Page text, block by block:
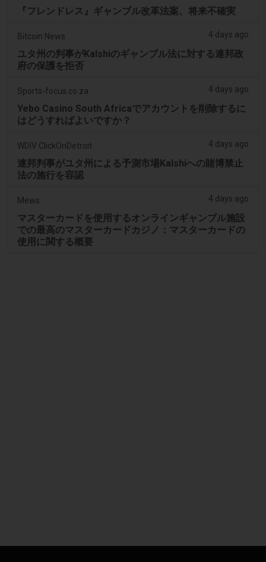
『フレンドレス』ギャンブル改革法案、将来不確実
Bitcoin News 4 days ago
ユタ州の判事がKalshiのギャンブル法に対する連邦政
府の保護を拒否
Sports-focus.co.za 4 days ago
Yebo Casino South Africaでアカウントを削除するに
はどうすればよいですか？
WDIV ClickOnDetroit 4 days ago
連邦判事がユタ州による予測市場Kalshiへの賭博禁止
法の施行を容認
Mews 4 days ago
マスターカードを使用するオンラインギャンブル施設
での最高のマスターカードカジノ：マスターカードの
使用に関する概要